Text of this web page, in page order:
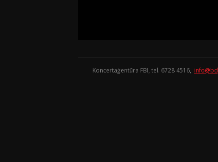
Koncertaģentūra FBI, tel. 6728 4516,